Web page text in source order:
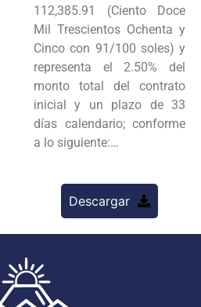
112,385.91 (Ciento Doce
Mil Trescientos Ochenta y
Cinco con 91/100 soles) y
representa el 2.50% del
monto total del contrato
inicial y un plazo de 33
días calendario; conforme
a lo siguiente:…
Descargar